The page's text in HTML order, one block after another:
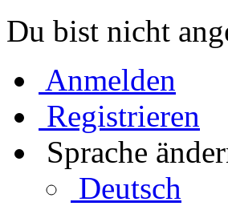
Du bist nicht
Anmelden
Registrieren
Sprache
Deutsch